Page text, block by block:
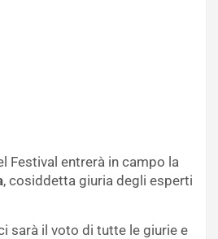
Festival entrerà in campo la
, cosiddetta giuria degli esperti
sarà il voto di tutte le giurie e